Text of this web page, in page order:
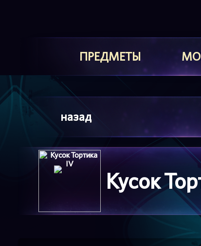
ПРЕДМЕТЫ
назад
Кусок